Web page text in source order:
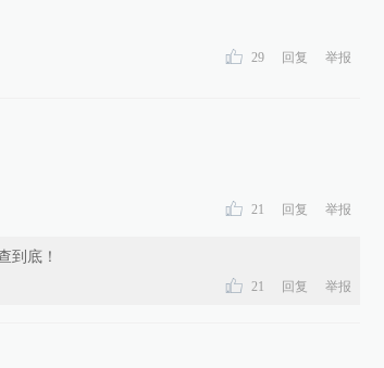
29 回复 举报
21 回复 举报
到底！
21 回复 举报